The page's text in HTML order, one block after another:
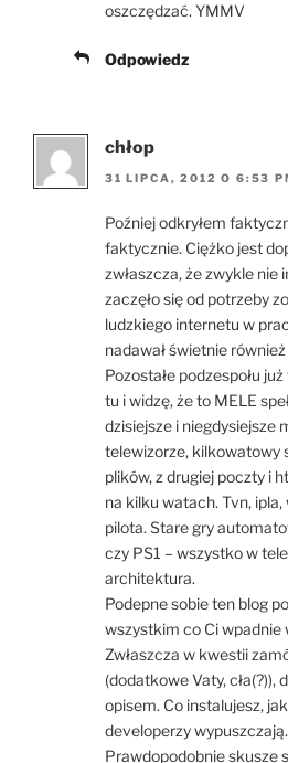
oszczędzać. YMMV
Odpowiedz
chłop
31 LIPCA, 2012 O 6:53
Poźniej odkryłem
faktycznie. Ciężko jest
zwłaszcza, że zwykle nie
zaczęło się od potrzeby
ludzkiego internetu w
nadawał świetnie
Pozostałe podzespołu
tu i widzę, że to MELE
dzisiejsze i niegdysiejsze
telewizorze, kilkowatowy
plików, z drugiej poczty i
na kilku watach. Tvn,
pilota. Stare gry
czy PS1 – wszystko w
architektura.
Podepne sobie ten blog
wszystkim co Ci wpadnie
Zwłaszcza w kwestii
(dodatkowe Vaty, cła(?)),
opisem. Co instalujesz,
developerzy wypuszczają.
Prawdopodobnie skusze